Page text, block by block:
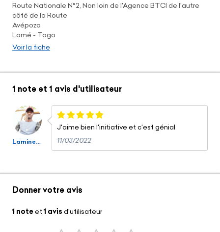
Route Nationale N°2, Non loin de l'Agence BTCI de l'autre
côté de la Route
Avépozo
Lomé - Togo
Voir la fiche
1 note et 1 avis d'utilisateur
Lamine Toure
J'aime bien l'initiative et c'est génial
11/03/2022
Donner votre avis
1 note et1 avis d'utilisateur